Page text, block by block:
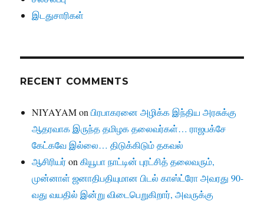
இடதுசாரிகள்
RECENT COMMENTS
NIYAYAMonபிரபாகரனை அழிக்க இந்திய அரசுக்கு
ஆதரவாக இருந்த தமிழக தலைவர்கள்… ராஜபக்சே
கேட்கவே இல்லை… திடுக்கிடும் தகவல்
ஆசிரியர்onகியூபா நாட்டின் புரட்சித் தலைவரும்,
முன்னாள் ஜனாதிபதியுமான பிடல் காஸ்ட்ரோ அவரது 90-
வது வயதில் இன்று விடைபெறுகிறார், அவருக்கு